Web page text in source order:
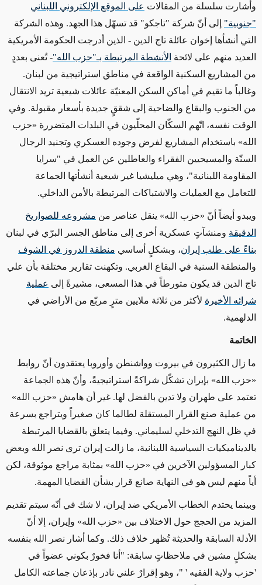
وأشارت سلسلة من المقالات على الموقع الإلكتروني اللبناني
"جنوبية" إلى أنّ شركة "تاجكو" قد تسهّل هذا الجهد. وهذه الشركة
التي أنشأها إخوان عائلة تاج الدين - الذين أدرجت الحكومة الأمريكية
العديد منهم على لائحة الأنشطة المرتبطة بـ"حزب الله"- تُعنى بعددٍ
من المشاريع السكنية الواقعة في مناطق استراتيجية من لبنان.
وغالباً ما تقيم في أماكن السكن المعنيّة عائلات شيعية تريد الانتقال
من الجنوب والبقاع والضاحية إلى شققٍ جديدة بأسعار مقبولة. وفي
الوقت نفسه، اتّهم السكّان المحلّيون في البلدات المتضررة «حزب
الله» باستخدام المشاريع لفرض وجوده العسكري وتجنيد الرجال
السنّة والمسيحيين الفقراء والعاطلين عن العمل في "سرايا
المقاومة اللبنانية"، وهي ميليشيا غير شيعية أنشأتها الجماعة
للتعامل مع العمليات والاشتباكات المرتبطة بالأمن الداخلي.
ويبدو أيضاً أنّ «حزب الله» ينقل عناصر من مشروعه للصواريخ
الدقيقة ومنشآتٍ عسكرية أخرى إلى مناطق الجسر البرّي في لبنان
بناءً على طلب إيران، وبشكلٍ أساسي منطقة الدروز في الشوف
والمنطقة السنية في البقاع الغربي. وتكهنت تقارير مختلفة بأن علي
تاج الدين قد يكون متورطاً في هذا المسعى، مشيرةً إلى عملية
شرائه الأخيرة لأكثر من ثلاثة ملايين مترٍ مربّع من الأراضي في
الدلهمية.
الخاتمة
ما زال الكثيرون في بيروت وواشنطن وأوروبا يعتقدون أنّ روابط
«حزب الله» بإيران تشكّل شراكةً استراتيجيةً، وأنّ هذه الجماعة
تعتمد على طهران ولا تدين بالفضل لها. غير أن هامش «حزب الله»
من عملية صنع القرار المستقلة لطالما كان صغيراً ويتراجع بسرعة
في ظل النهج التدخلي لسليماني. وفيما يتعلق بالقضايا المرتبطة
بالديناميكيات السياسية اللبنانية، ما زالت إيران ترى نصر الله وبعض
كبار المسؤولين الآخرين في «حزب الله» بمثابة مراجع موثوقة، لكن
أياً منهم ليس هو في النهاية صانع قرار بشأن القضايا المهمة.
وبينما يحتدم الخطاب الأمريكي ضد إيران، لا شك في أنّه سيتم تقديم
المزيد من الحجج حول الاختلاف بين «حزب الله» وإيران، إلا أنّ
الأدلة السابقة والحديثة تُظهر خلاف ذلك. وكما أشار نصر الله بنفسه
بشكلٍ مشين في ملاحظاتٍ سابقة: "أنا فخورٌ بكوني عضواً في
'حزب ولاية الفقيه ' "، وهو إقرارٌ علني نادر بإذعان جماعته الكامل